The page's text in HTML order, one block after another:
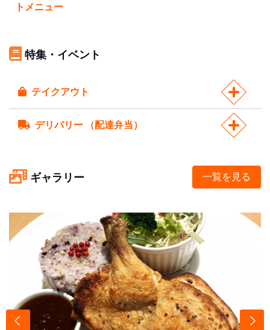
トメニュー
特集・イベント
テイクアウト
デリバリー （配達弁当）
ギャラリー 一覧を見る